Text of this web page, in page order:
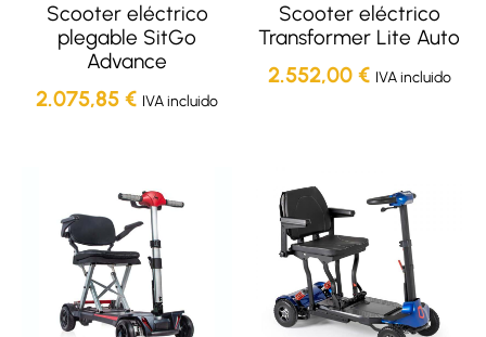
Scooter eléctrico
plegable SitGo
Advance
2.075,85 € IVA incluido
Scooter eléctrico
Transformer Lite Auto
2.552,00 € IVA incluido